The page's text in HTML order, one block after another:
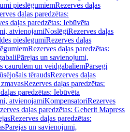
pieslēgumiemRezerves daļas
daļas paredzētas:
daļas paredzētas: Iebūvēta
atvienojamiNoslēgiRezerves daļas
pieslēgumiRezerves daļas
Rezerves daļas paredzētas:
Pārejas un savienojumi,
caurulēm un veidgabaliemPārsegi
tēraudsRezerves daļas
Rezerves daļas paredzētas:
paredzētas: Iebūvēta
atvienojamiKompensatoriRezerves
daļas paredzētas: Geberit Mapress
Rezerves daļas paredzētas:
Pārejas un savienojumi,